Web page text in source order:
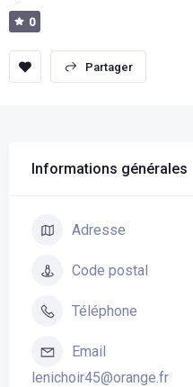
0
sauvegarderPartager
Informations générales
Adresse
Code postal
Téléphone
Email
lenichoir45@orange.fr